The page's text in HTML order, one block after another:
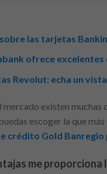
las tarjetas
ofrece
Revolut: echa un
mercado existen muchas
escoger la que
crédito Gold Banregio
me